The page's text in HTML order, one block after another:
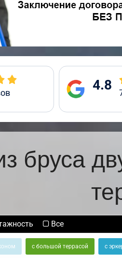
4.8
бруса
Все
с большой террасой с